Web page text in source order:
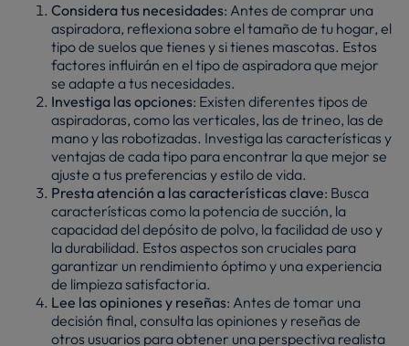
Considera tus necesidades: Antes de comprar una
aspiradora, reflexiona sobre el tamaño de tu hogar, el
tipo de suelos que tienes y si tienes mascotas. Estos
factores influirán en el tipo de aspiradora que mejor
se adapte a tus necesidades.
Investiga las opciones: Existen diferentes tipos de
aspiradoras, como las verticales, las de trineo, las de
mano y las robotizadas. Investiga las características y
ventajas de cada tipo para encontrar la que mejor se
ajuste a tus preferencias y estilo de vida.
Presta atención a las características clave: Busca
características como la potencia de succión, la
capacidad del depósito de polvo, la facilidad de uso y
la durabilidad. Estos aspectos son cruciales para
garantizar un rendimiento óptimo y una experiencia
de limpieza satisfactoria.
Lee las opiniones y reseñas: Antes de tomar una
decisión final, consulta las opiniones y reseñas de
otros usuarios para obtener una perspectiva realista